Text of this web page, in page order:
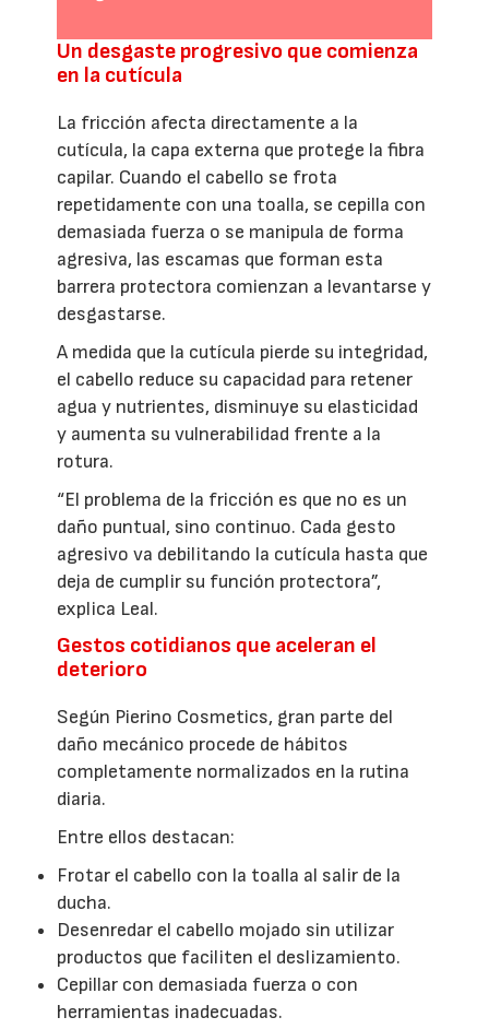
Un desgaste progresivo que comienza
en la cutícula
La fricción afecta directamente a la
cutícula, la capa externa que protege la fibra
capilar. Cuando el cabello se frota
repetidamente con una toalla, se cepilla con
demasiada fuerza o se manipula de forma
agresiva, las escamas que forman esta
barrera protectora comienzan a levantarse y
desgastarse.
A medida que la cutícula pierde su integridad,
el cabello reduce su capacidad para retener
agua y nutrientes, disminuye su elasticidad
y aumenta su vulnerabilidad frente a la
rotura.
“El problema de la fricción es que no es un
daño puntual, sino continuo. Cada gesto
agresivo va debilitando la cutícula hasta que
deja de cumplir su función protectora”,
explica Leal.
Gestos cotidianos que aceleran el
deterioro
Según Pierino Cosmetics, gran parte del
daño mecánico procede de hábitos
completamente normalizados en la rutina
diaria.
Entre ellos destacan:
Frotar el cabello con la toalla al salir de la
ducha.
Desenredar el cabello mojado sin utilizar
productos que faciliten el deslizamiento.
Cepillar con demasiada fuerza o con
herramientas inadecuadas.